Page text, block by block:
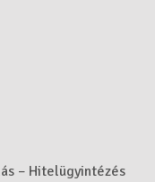
– Hitelügyintézés